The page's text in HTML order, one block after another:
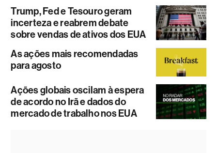
Trump, Fed e Tesouro geram
incerteza e reabrem debate
sobre vendas de ativos dos EUA
As ações mais recomendadas
para agosto
Ações globais oscilam à espera
de acordo no Irã e dados do
mercado de trabalho nos EUA